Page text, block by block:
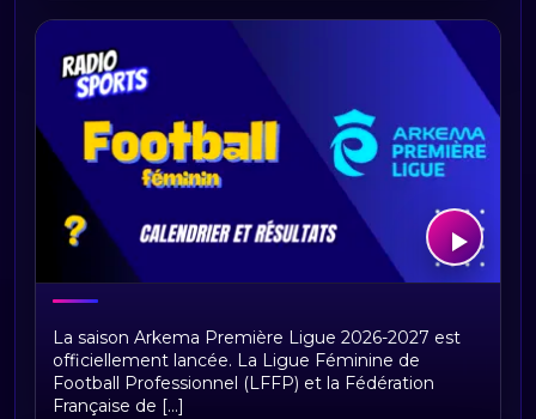
Arkema première ligue, calendrier et
résultats
La saison Arkema Première Ligue 2026-2027 est
officiellement lancée. La Ligue Féminine de
Football Professionnel (LFFP) et la Fédération
Française de [...]